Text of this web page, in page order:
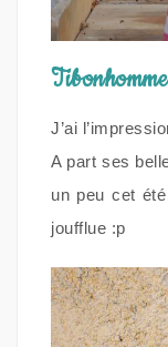
J’ai
A part ses
un peu cet
joufflue :p